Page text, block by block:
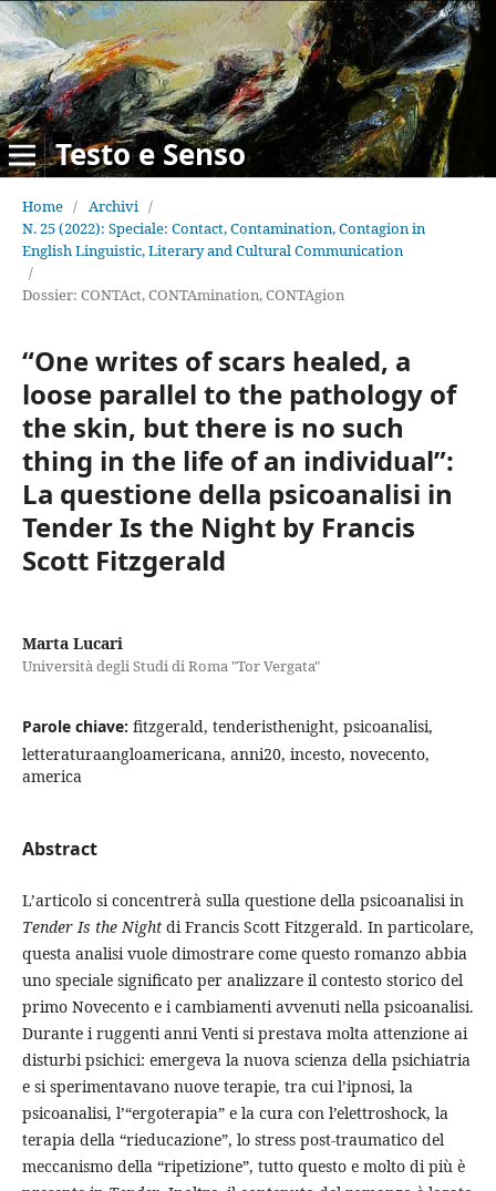
Testo e Senso
Home / Archivi /
N. 25 (2022): Speciale: Contact, Contamination, Contagion in
English Linguistic, Literary and Cultural Communication
/
Dossier: CONTAct, CONTAmination, CONTAgion
“One writes of scars healed, a
loose parallel to the pathology of
the skin, but there is no such
thing in the life of an individual”:
La questione della psicoanalisi in
Tender Is the Night by Francis
Scott Fitzgerald
Marta Lucari
Università degli Studi di Roma "Tor Vergata"
Parole chiave: fitzgerald, tenderisthenight, psicoanalisi,
letteraturaangloamericana, anni20, incesto, novecento,
america
Abstract
L’articolo si concentrerà sulla questione della psicoanalisi in
Tender Is the Nightdi Francis Scott Fitzgerald. In particolare,
questa analisi vuole dimostrare come questo romanzo abbia
uno speciale significato per analizzare il contesto storico del
primo Novecento e i cambiamenti avvenuti nella psicoanalisi.
Durante i ruggenti anni Venti si prestava molta attenzione ai
disturbi psichici: emergeva la nuova scienza della psichiatria
e si sperimentavano nuove terapie, tra cui l’ipnosi, la
psicoanalisi, l’“ergoterapia” e la cura con l’elettroshock, la
terapia della “rieducazione”, lo stress post-traumatico del
meccanismo della “ripetizione”, tutto questo e molto di più è